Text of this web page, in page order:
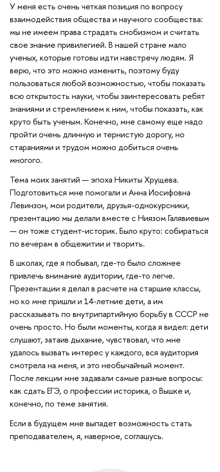
У меня есть очень четкая позиция по вопросу
взаимодействия общества и научного сообщества:
мы не имеем права страдать снобизмом и считать
свое знание привилегией. В нашей стране мало
ученых, которые готовы идти навстречу людям. Я
верю, что это можно изменить, поэтому буду
пользоваться любой возможностью, чтобы показать
всю открытость науки, чтобы заинтересовать ребят
знаниями и стремлением к ним, чтобы показать, как
круто быть ученым. Конечно, мне самому еще надо
пройти очень длинную и тернистую дорогу, но
стараниями и трудом можно добиться очень
многого.
Тема моих занятий — эпоха Никиты Хрущева.
Подготовиться мне помогали и Анна Иосифовна
Левинзон, мои родители, друзья-однокурсники,
презентацию мы делали вместе с Ниязом Галявиевым
— он тоже студент-историк. Было круто: собираться
по вечерам в общежитии и творить.
В школах, где я побывал, где-то было сложнее
привлечь внимание аудитории, где-то легче.
Презентации я делал в расчете на старшие классы,
но ко мне пришли и 14-летние дети, а им
рассказывать по внутрипартийную борьбу в СССР не
очень просто. Но были моменты, когда я видел: дети
слушают, затаив дыхание, чувствовал, что мне
удалось вызвать интерес у каждого, вся аудитория
смотрела на меня, и это необычайный момент.
После лекции мне задавали самые разные вопросы:
как сдать ЕГЭ, о профессии историка, о Вышке и,
конечно, по теме занятия.
Если в будущем мне выпадет возможность стать
преподавателем, я, наверное, соглашусь.